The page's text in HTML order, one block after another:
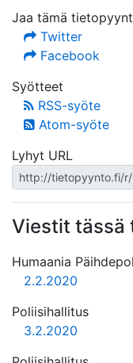
Jaa tämä
Twitter
Facebook
Syötteet
RSS-syöte
Atom-syöte
Lyhyt URL
Viestit tässä
Humaania
2.2.2020
Poliisihallitus
3.2.2020